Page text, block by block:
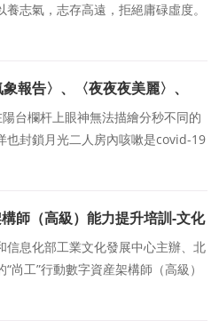
志氣，志存高遠，拒絕庸碌虛度。
，抵禦世事喧嚣。
報告〉、〈夜夜夜美麗〉、
術〉、〈我在遠處，爲妳的幸
台欄杆上眼神無法描繪分秒不同的
也封鎖月光二人房內咳嗽是covid-19
話來自鼾
師（高級）能力提升培訓-文化
一次集中授課在北京舉行
息化部工業文化發展中心主辦、北
尚工”行動數字資産架構師（高級）
班在北